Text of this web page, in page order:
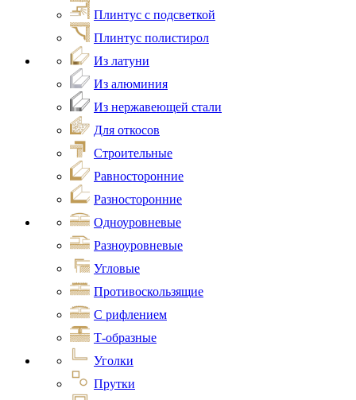
Плинтус с подсветкой
Плинтус полистирол
Из латуни
Из алюминия
Из нержавеющей стали
Для откосов
Строительные
Равносторонние
Разносторонние
Одноуровневые
Разноуровневые
Угловые
Противоскользящие
С рифлением
Т-образные
Уголки
Прутки